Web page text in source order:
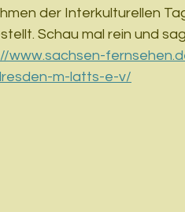
der Interkulturellen
Schau mal rein und
www.sachsen-
m-latts-e-v/